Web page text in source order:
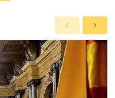
A
n
t
e
r
S
i
g
u
i
e
n